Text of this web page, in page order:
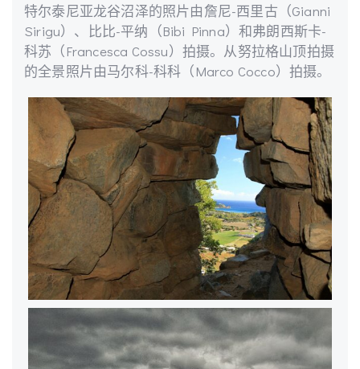
特尔泰尼亚龙谷沼泽的照片由詹尼-西里古（Gianni
Sirigu）、比比-平纳（Bibi Pinna）和弗朗西斯卡-
科苏（Francesca Cossu）拍摄。从努拉格山顶拍摄
的全景照片由马尔科-科科（Marco Cocco）拍摄。